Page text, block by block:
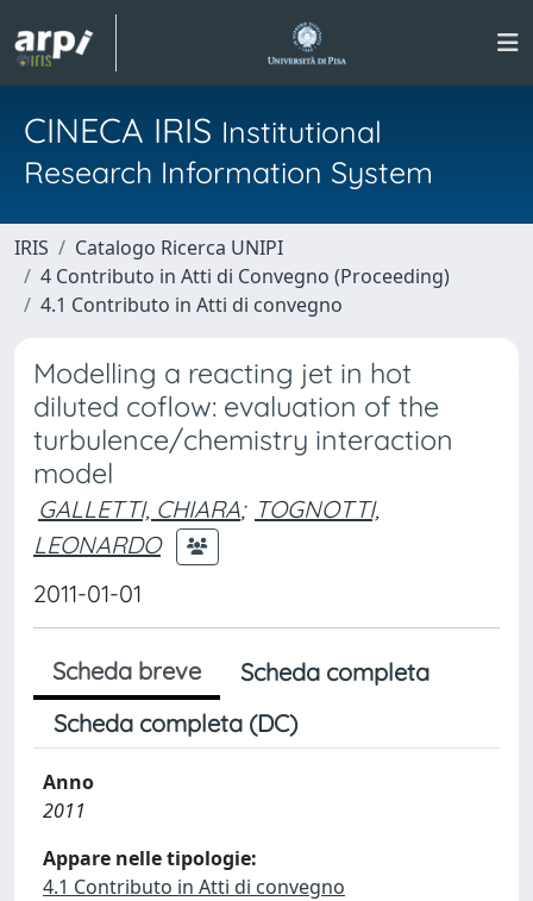
CINECA IRIS Institutional
Research Information System
IRIS
Catalogo Ricerca UNIPI
4 Contributo in Atti di Convegno (Proceeding)
4.1 Contributo in Atti di convegno
Modelling a reacting jet in hot
diluted coflow: evaluation of the
turbulence/chemistry interaction
model
GALLETTI, CHIARA; TOGNOTTI,
LEONARDO
2011-01-01
Scheda breve
Scheda completa
Scheda completa (DC)
Anno
2011
Appare nelle tipologie:
4.1 Contributo in Atti di convegno